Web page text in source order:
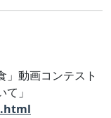
」動画コンテスト
」